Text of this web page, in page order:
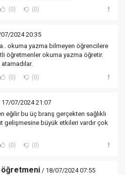
(0) (0)
2024 20:35
okuma yazma bilmeyen öğrencilere
öğretmenler okuma yazma öğretir.
(0) (0)
17/07/2024 21:07
eğilir bu üç branş gerçekten sağlıklı
gelişmesine büyük etkileri vardır çok
(0) (0)
/ 18/07/2024 07:55